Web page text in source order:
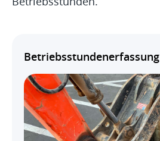
Betriebsstundenerfassung